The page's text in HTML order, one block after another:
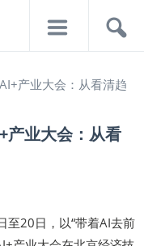
产业大会：从看清趋
业大会：从看
至20日，以“带着AI去前